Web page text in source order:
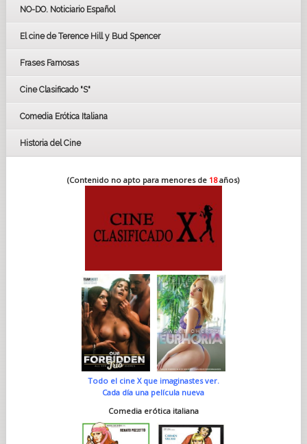
BAFTA
FESTIVAL DE HUELVA 2019
FESTIVAL DE CINE DE SEVILLA 2019
NO-DO. Noticiario Español
El cine de Terence Hill y Bud Spencer
Frases Famosas
Cine Clasificado "S"
Comedia Erótica Italiana
Historia del Cine
(Contenido no apto para menores de 18años)
Todo el cine X que imaginastes ver.
Cada día una película nueva
Comedia erótica italiana